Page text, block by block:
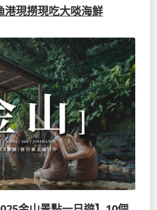
港現撈現吃大啖海鮮